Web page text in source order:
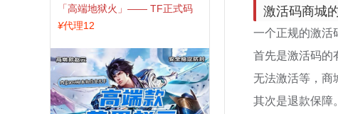
「高端地狱火」—— TF正式码
+斗战神8073包，7天退换，安全
¥代理12
激活码商城
一个正规的激活
首先是激活码的
无法激活等，商
其次是退款保障